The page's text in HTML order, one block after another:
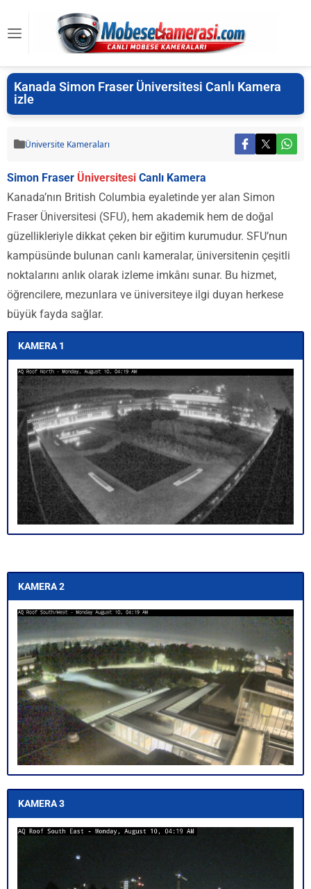
Kanada Simon Fraser Üniversitesi Canlı Kamera
izle
Üniversite Kameraları
Simon Fraser Üniversitesi Canlı Kamera
Kanada’nın British Columbia eyaletinde yer alan Simon
Fraser Üniversitesi (SFU), hem akademik hem de doğal
güzellikleriyle dikkat çeken bir eğitim kurumudur. SFU’nun
kampüsünde bulunan canlı kameralar, üniversitenin çeşitli
noktalarını anlık olarak izleme imkânı sunar. Bu hizmet,
öğrencilere, mezunlara ve üniversiteye ilgi duyan herkese
büyük fayda sağlar.
KAMERA 1
KAMERA 2
KAMERA 3